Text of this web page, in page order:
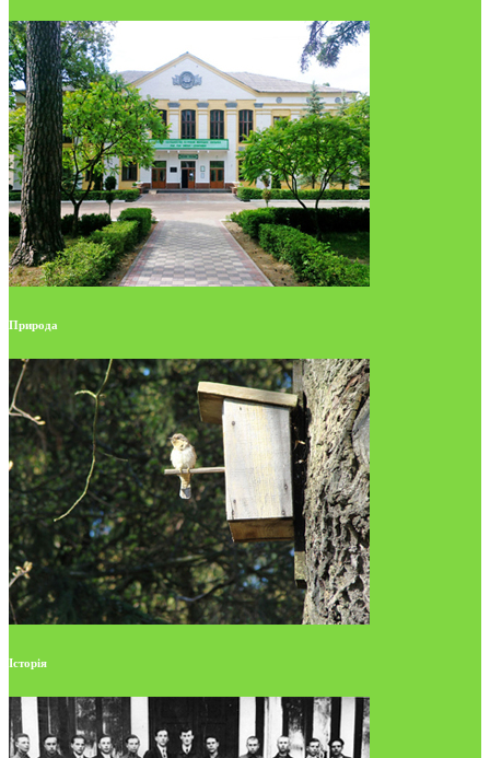
Природа
Історія